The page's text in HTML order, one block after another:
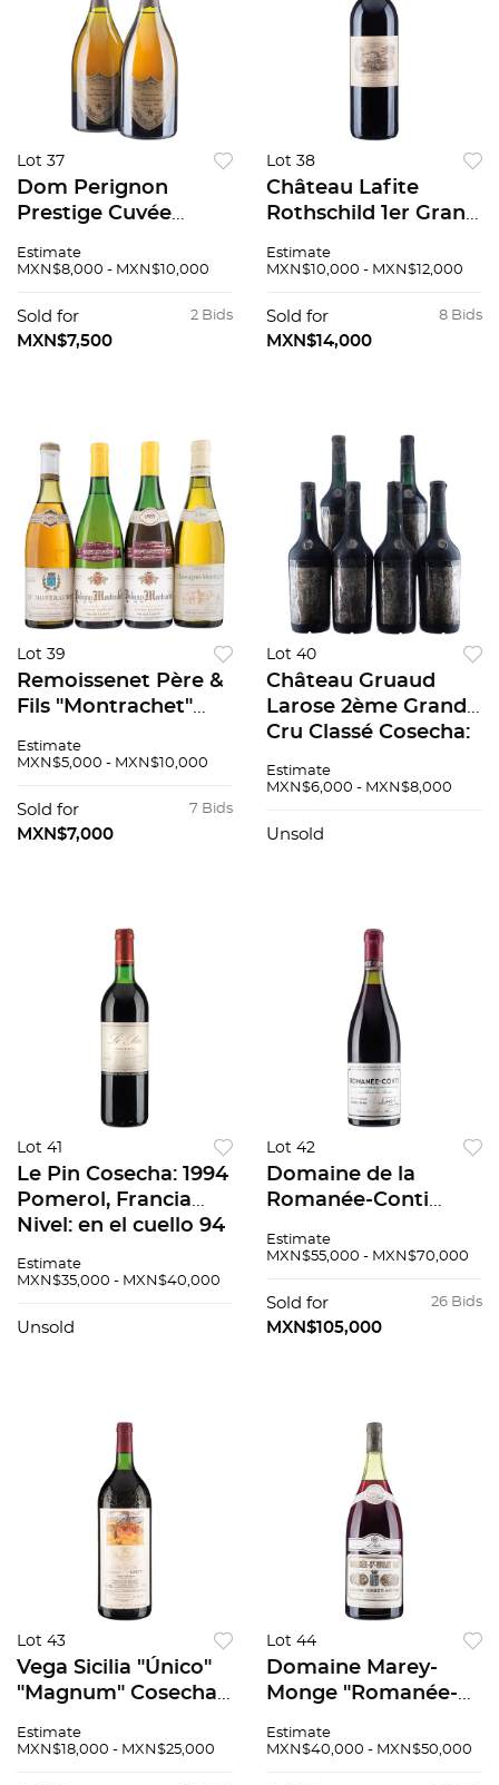
Lot 37
Dom Perignon
Prestige Cuvée
Champagne, Francia
Estimate
MXN$8,000 - MXN$10,000
2 Bids
Sold for
MXN$7,500
Lot 38
Château Lafite
Rothschild 1er Grand
1990 Pauillac,
llenado alto 99 / 100
Estimate
MXN$10,000 - MXN$12,000
8 Bids
Sold for
MXN$14,000
Lot 39
Remoissenet Père &
Fils "Montrachet"
"Puligny-
2pzs. Bernard Morey
et Fils " Chassagne-
Estimate
MXN$5,000 - MXN$10,000
7 Bids
Sold for
MXN$7,000
Lot 40
Château Gruaud
Larose 2ème Grand
Cru Classé Cosecha:
Francia Niveles: 1.6
3.8 6 pzs 91 / 100
Estimate
MXN$6,000 - MXN$8,000
Unsold
Lot 41
Le Pin Cosecha: 1994
Pomerol, Francia
Nivel: en el cuello 94
Estimate
MXN$35,000 - MXN$40,000
Unsold
Lot 42
Domaine de la
Romanée-Conti
Grand Cru Cosecha:
Francia Nivel: a 2 cm
100 / 100
Estimate
MXN$55,000 - MXN$70,000
26 Bids
Sold for
MXN$105,000
Lot 43
Vega Sicilia "Único"
"Magnum" Cosecha:
Duero, España Nivel:
Estimate
MXN$18,000 - MXN$25,000
Lot 44
Domaine Marey-
Monge "Romanée-
“Magnum” Cosecha:
Estimate
MXN$40,000 - MXN$50,000